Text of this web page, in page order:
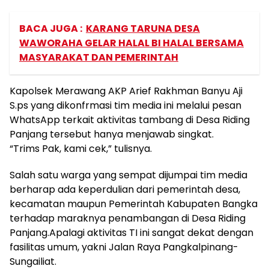
BACA JUGA : KARANG TARUNA DESA
WAWORAHA GELAR HALAL BI HALAL BERSAMA
MASYARAKAT DAN PEMERINTAH
Kapolsek Merawang AKP Arief Rakhman Banyu Aji
S.ps yang dikonfrmasi tim media ini melalui pesan
WhatsApp terkait aktivitas tambang di Desa Riding
Panjang tersebut hanya menjawab singkat.
“Trims Pak, kami cek,” tulisnya.
Salah satu warga yang sempat dijumpai tim media
berharap ada keperdulian dari pemerintah desa,
kecamatan maupun Pemerintah Kabupaten Bangka
terhadap maraknya penambangan di Desa Riding
Panjang.Apalagi aktivitas TI ini sangat dekat dengan
fasilitas umum, yakni Jalan Raya Pangkalpinang-
Sungailiat.